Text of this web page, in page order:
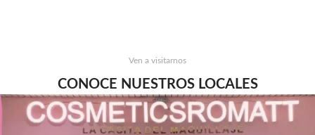
Ven a visitarnos
CONOCE NUESTROS LOCALES